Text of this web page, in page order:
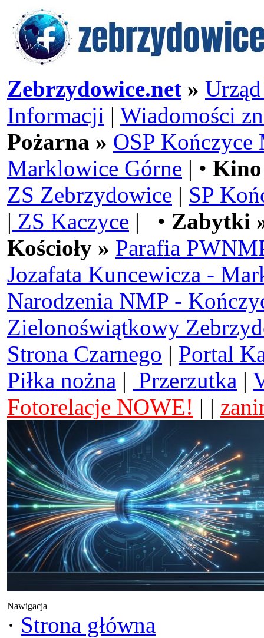
Zebrzydowice.net »
Informacji | Wiadomości
Pożarna » OSP Kończyce
Marklowice Górne | •
ZS Zebrzydowice | SP
| ZS Kaczyce | • Zabytki
Kościoły » Parafia
Jozafata Kuncewicza -
Narodzenia NMP -
Zielonoświątkowy
Strona Czarnego | Portal
Piłka nożna | Przerzutka |
Fotorelacje NOWE! | |
Nawigacja
· Strona główna